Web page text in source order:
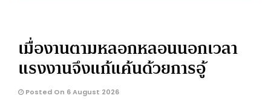
เมื่องานตามหลอกหลอนนอกเวลา
แรงงานจึงแก้แค้นด้วยการอู้
Posted On 6 August 2026